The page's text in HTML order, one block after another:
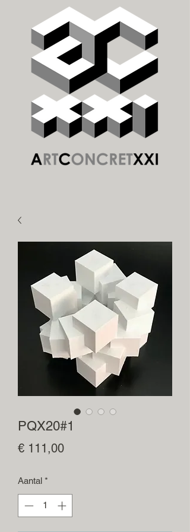
PQX20#1
€ 111,00Prijs
Aantal *